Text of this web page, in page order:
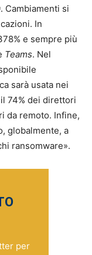
Cambiamenti si
In
e sempre più
Teams. Nel
sarà usata nei
74% dei direttori
da remoto. Infine,
globalmente, a
ransomware».
per